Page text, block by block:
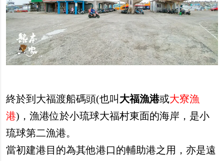
終於到大福渡船碼頭(也叫 大福漁港或大寮漁
港)，漁港位於小琉球大福村東面的海岸，是小
琉球第二漁港。
當初建港目的為其他港口的輔助港之用，亦是遠